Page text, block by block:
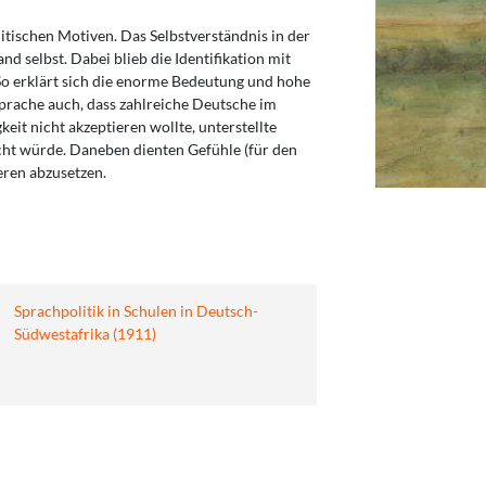
Motiven. Das Selbstverständnis in der
selbst. Dabei blieb die Identifikation mit
erklärt sich die enorme Bedeutung und hohe
auch, dass zahlreiche Deutsche im
nicht akzeptieren wollte, unterstellte
würde. Daneben dienten Gefühle (für den
abzusetzen.
Sprachpolitik in Schulen in Deutsch-
Südwestafrika (1911)